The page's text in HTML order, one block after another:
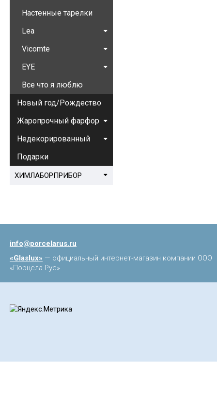
Настенные тарелки
Lea
Vicomte
EYE
Все что я люблю
Новый год/Рождество
Жаропрочный фарфор
Недекорированный
Подарки
ХИМЛАБОРПРИБОР
info@porcelarus.ru
«Glaslux» — официальный интернет-магазин компании ООО
«Порцела Рус»